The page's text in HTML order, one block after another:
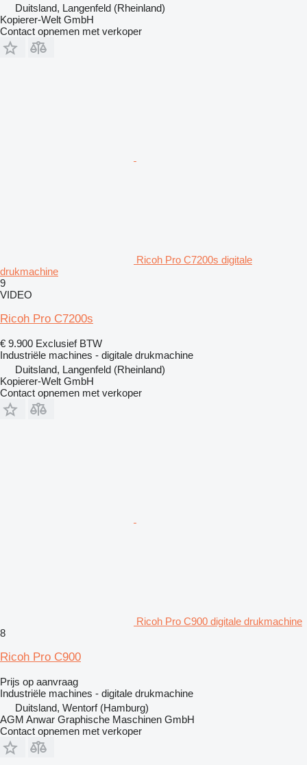
Duitsland, Langenfeld (Rheinland)
Kopierer-Welt GmbH
Contact opnemen met verkoper
Ricoh Pro C7200s digitale
drukmachine
9
VIDEO
Ricoh Pro C7200s
€ 9.900 Exclusief BTW
Industriële machines - digitale drukmachine
Duitsland, Langenfeld (Rheinland)
Kopierer-Welt GmbH
Contact opnemen met verkoper
Ricoh Pro C900 digitale drukmachine
8
Ricoh Pro C900
Prijs op aanvraag
Industriële machines - digitale drukmachine
Duitsland, Wentorf (Hamburg)
AGM Anwar Graphische Maschinen GmbH
Contact opnemen met verkoper